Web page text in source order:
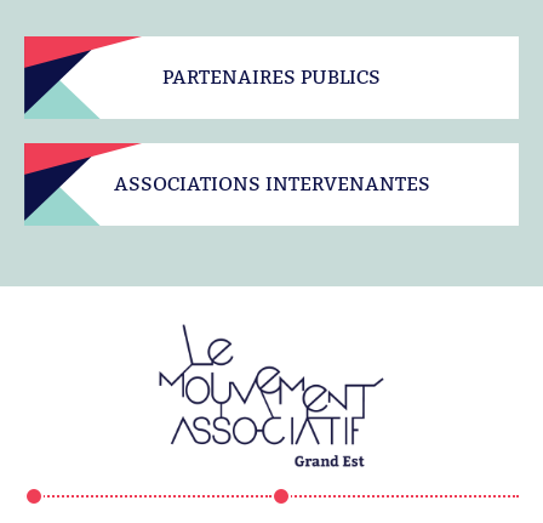
PARTENAIRES PUBLICS
ASSOCIATIONS INTERVENANTES